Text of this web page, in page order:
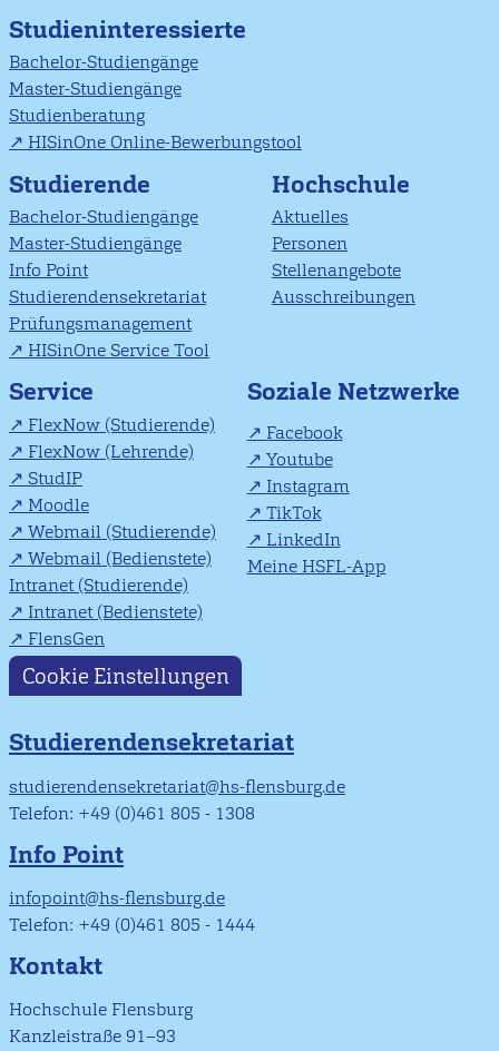
Studieninteressierte
Bachelor-Studiengänge
Master-Studiengänge
Studienberatung
HISinOne Online-Bewerbungstool
Studierende
Bachelor-Studiengänge
Master-Studiengänge
Info Point
Studierendensekretariat
Prüfungsmanagement
HISinOne Service Tool
Hochschule
Aktuelles
Personen
Stellenangebote
Ausschreibungen
Service
FlexNow (Studierende)
FlexNow (Lehrende)
StudIP
Moodle
Webmail (Studierende)
Webmail (Bedienstete)
Intranet (Studierende)
Intranet (Bedienstete)
FlensGen
Soziale Netzwerke
Facebook
Youtube
Instagram
TikTok
LinkedIn
Meine HSFL-App
Cookie Einstellungen
Studierendensekretariat
studierendensekretariat@hs-flensburg.de
Telefon: +49 (0)461 805 - 1308
Info Point
infopoint@hs-flensburg.de
Telefon: +49 (0)461 805 - 1444
Kontakt
Hochschule Flensburg
Kanzleistraße 91–93